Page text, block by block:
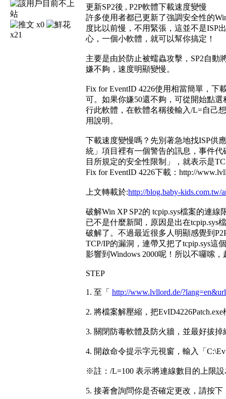
x0
x21
更新SP2後 , P2P軟體下載速度變慢
許多使用者都已更新了強調安全性的
度比以前慢，不用緊張，這並不是ISP
心，一個小軟體，就可以幫你搞定！
主要是由於防止被蠕蟲攻擊，SP2自動
嫌不夠，速度明顯變慢。
Fix for EventID 4226使用相當簡單，
可。如果你嫌50還不夠，可從開始點
行此軟體，在軟體名稱後輸入/L=自己
用說明。
下載速度變慢嗎？先別著急地找ISP供
統」項目裡有一個警告的訊息，事件代
目所規定的安全性限制」，就表示是
Fix for EventID 4226下載：http://
上文轉載於:http://blog.baby-kids.com.tw/
破解Win XP SP2的 tcpip.sys檔案的連
已不是什麼新聞，原因是出在tcpip.sys
破解了。不過最近很多人明顯感覺到
TCP/IP的漏洞，連帶又把了tcpip.sys
影響到Windows 2000呢！所以不囉嗦
STEP
1. 至「 http://www.lvllord.de/
2. 將檔案解壓縮，把
3. 關閉防毒軟體及防火牆，並最好拔掉
4. 開啟命令提示字元視窗，輸入「
※註：/L=100 表示將連線數目的上限
5. 接著會詢問你是否確定更改，請按